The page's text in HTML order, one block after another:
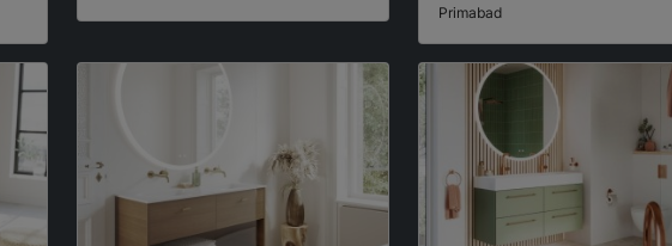
Primabad